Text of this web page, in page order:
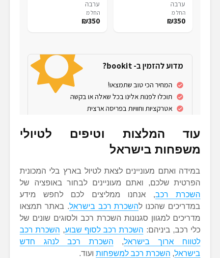
עוד המלצות וטיפים לטיולי
משפחות בישראל
במידה ואתם מעוניינים לצאת לטיול בארץ בלי המכונית
הפרטית שלכם, ואתם מעוניינים לבחור באופציה של
השכרת רכב, אנחנו ממליצים לכם לחפש מידע
במדריכים שהכנו להשכרת רכב בישראל. באתר תמצאו
מדריכים למגוון סגנונות השכרת רכב ולסוגים שונים של
כלי רכב, ביניהם: השכרת רכב לסוף שבוע, השכרת רכב
לטווח ארוך בישראל, השכרת רכב לנהג חדש
בישראל, השכרת רכב למשפחות ועוד.